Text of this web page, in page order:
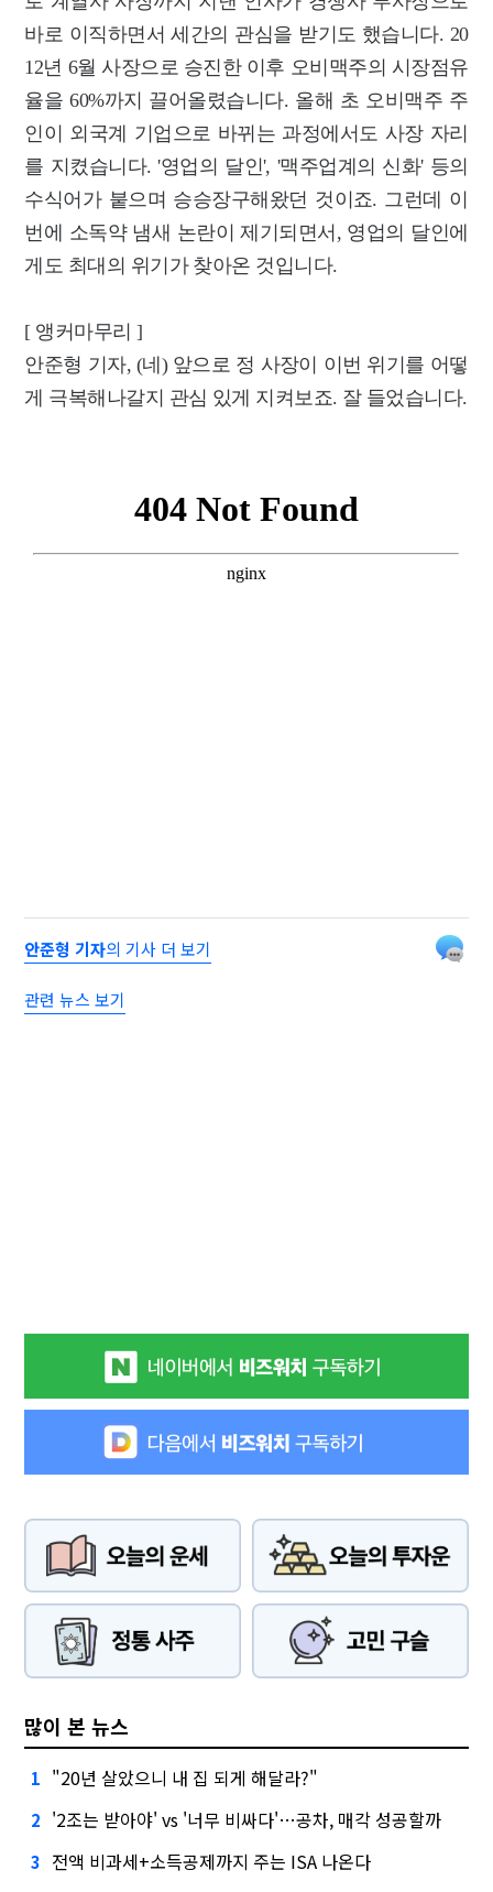
바로 이직하면서 세간의 관심을 받기도 했습니다. 20
12년 6월 사장으로 승진한 이후 오비맥주의 시장점유
율을 60%까지 끌어올렸습니다. 올해 초 오비맥주 주
인이 외국계 기업으로 바뀌는 과정에서도 사장 자리
를 지켰습니다. '영업의 달인', '맥주업계의 신화' 등의
수식어가 붙으며 승승장구해왔던 것이죠. 그런데 이
번에 소독약 냄새 논란이 제기되면서, 영업의 달인에
게도 최대의 위기가 찾아온 것입니다.
[ 앵커마무리 ]
안준형 기자, (네) 앞으로 정 사장이 이번 위기를 어떻
게 극복해나갈지 관심 있게 지켜보죠. 잘 들었습니다.
안준형 기자의 기사 더 보기
관련 뉴스 보기
많이 본 뉴스
1 "20년 살았으니 내 집 되게 해달라?"
2 '2조는 받아야' vs '너무 비싸다'…공차, 매각 성공할까
3 전액 비과세+소득공제까지 주는 ISA 나온다